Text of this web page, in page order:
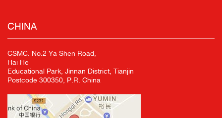
CHINA
CSMC. No.2 Ya Shen Road,
Hai He
Educational Park, Jinnan District, Tianjin
Postcode 300350, P.R. China